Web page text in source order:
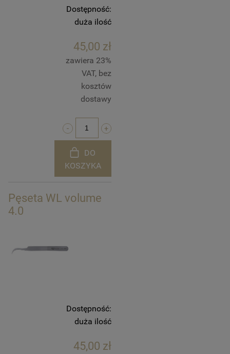
Dostępność:
duża ilość
45,00 zł
zawiera 23%
VAT, bez
kosztów
dostawy
DO
KOSZYKA
Pęseta WL volume
4.0
Dostępność:
duża ilość
45,00 zł